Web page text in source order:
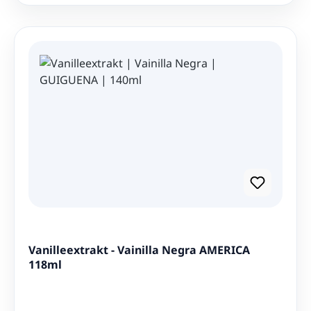
Vanilleextrakt - Vainilla Negra AMERICA
118ml